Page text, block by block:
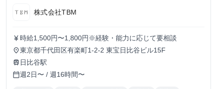
株式会社TBM
currency_yen 時給1,500円〜1,800円※経験・能力に応じて要相談
place東京都千代田区有楽町1-2-2 東宝日比谷ビル15F
train 日比谷駅
calendar_today週2日〜 / 週16時間〜